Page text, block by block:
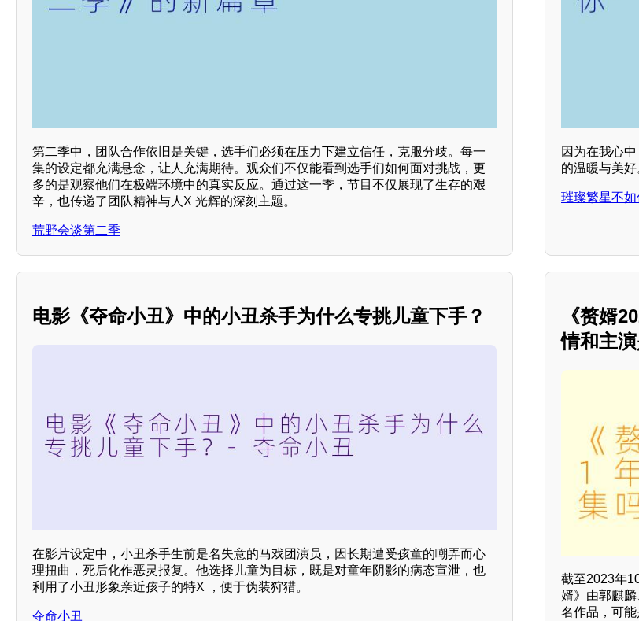
第二季中，团队合作依旧是关键，选手们必须在压力下建立信任，克服分歧。每一
集的设定都充满悬念，让人充满期待。观众们不仅能看到选手们如何面对挑战，更
多的是观察他们在极端环境中的真实反应。通过这一季，节目不仅展现了生存的艰
辛，也传递了团队精神与人X 光辉的深刻主题。
荒野会谈第二季
因为在我心
的温暖与美好
璀璨繁星不如
电影《夺命小丑》中的小丑杀手为什么专挑儿童下手？
在影片设定中，小丑杀手生前是名失意的马戏团演员，因长期遭受孩童的嘲弄而心
理扭曲，死后化作恶灵报复。他选择儿童为目标，既是对童年阴影的病态宣泄，也
利用了小丑形象亲近孩子的特X ，便于伪装狩猎。
夺命小丑
《赘婿
情和主
截至2023年
婿》由郭麒
名作品，可